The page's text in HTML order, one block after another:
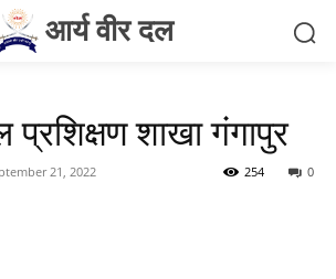
आर्य वीर दल
प्रशिक्षण शाखा गंगापुर
21, 2022 0
254